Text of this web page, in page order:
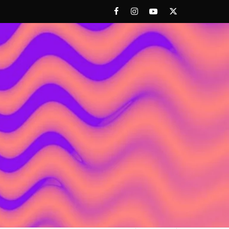
FacebookInstagramYoutubeTwitter